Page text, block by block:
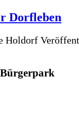
Dorfleben
Holdorf